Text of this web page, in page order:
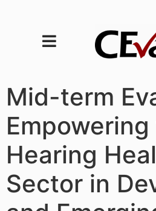
Mid-term
Hearing
Sector in